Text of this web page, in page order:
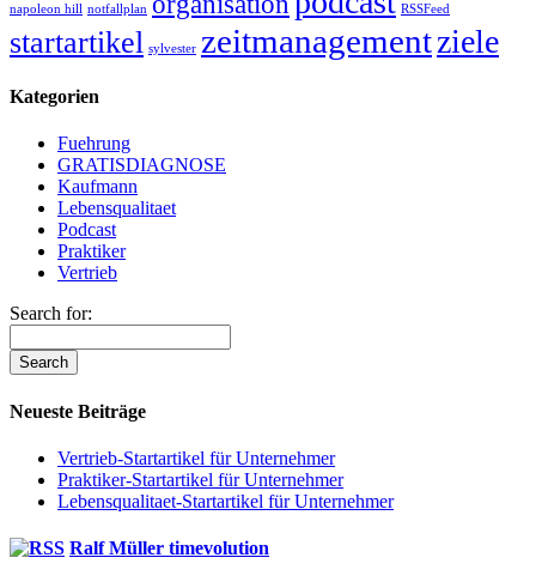
napoleon hill notfallplan RSSFeed
startartikel sylvester zeitmanagementziele
Kategorien
Fuehrung
GRATISDIAGNOSE
Kaufmann
Lebensqualitaet
Podcast
Praktiker
Vertrieb
Search for:
Neueste Beiträge
Vertrieb-Startartikel für Unternehmer
Praktiker-Startartikel für Unternehmer
Lebensqualitaet-Startartikel für Unternehmer
Ralf Müller timevolution